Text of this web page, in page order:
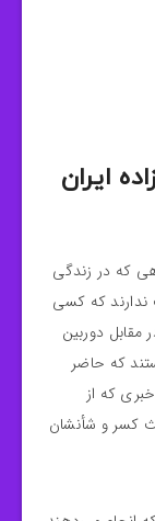
ایران
که در زندگی
که کسی
مقابل دوربین
که حاضر
که از
کسر و شأنشان